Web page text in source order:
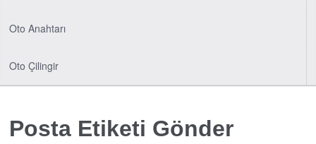
Oto Anahtarı
Oto Çilingir
Posta Etiketi Gönder